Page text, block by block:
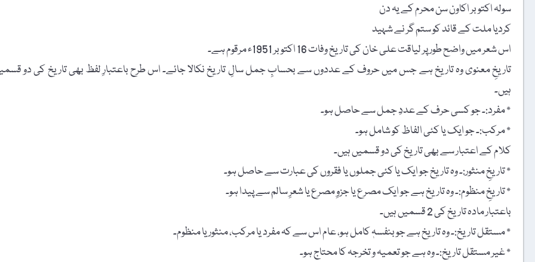
سولہ اکتوبر اکاون سن محرم کے یہ دن
کردیا ملت کے قائد کو ستم گر نے شہید
اس شعر میں واضح طور پر لیاقت علی خان کی تاریخ وفات 16 اکتوبر 1951ء مرقوم ہے۔
تاریخِ معنوی وہ تاریخ ہے جس میں حروف کے عددوں سے بحسابِ جمل سالِ تاریخ نکالا جائے۔ اس طرح باعتبارِ لفظ بھی تاریخ کی دو
ہیں۔
٭ مفرد:۔ جو کسی حرف کے عددِ جمل سے حاصل ہو۔
٭ مرکب:۔ جو ایک یا کئی الفاظ کو شامل ہو۔
کلام کے اعتبار سے بھی تاریخ کی دو قسمیں ہیں۔
٭ تاریخِ منثور:۔ وہ تاریخ جو ایک یا کئی جملوں یا فقروں کی عبارت سے حاصل ہو۔
٭ تاریخِ منظوم:۔ وہ تاریخ ہے جو ایک مصرع یا جزوِ مصرع یا شعرِ سالم سے پیدا ہو۔
باعتبار مادہ تاریخ کی 2 قسمیں ہیں۔
٭ مستقل تاریخ:۔ وہ تاریخ ہے جو بنفسہٖ کامل ہو، عام اس سے کہ مفرد یا مرکب، منثور یا منظوم۔
٭ غیر مستقل تاریخ:۔ وہ ہے جو تعمیہ و تخرجہ کا محتاج ہو۔